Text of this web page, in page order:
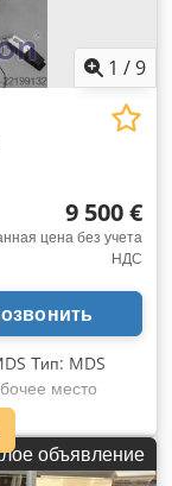
1 /9
9 500 €
цена без учета
НДС
Тип: MDS
место
ручное
элементов.
объявление